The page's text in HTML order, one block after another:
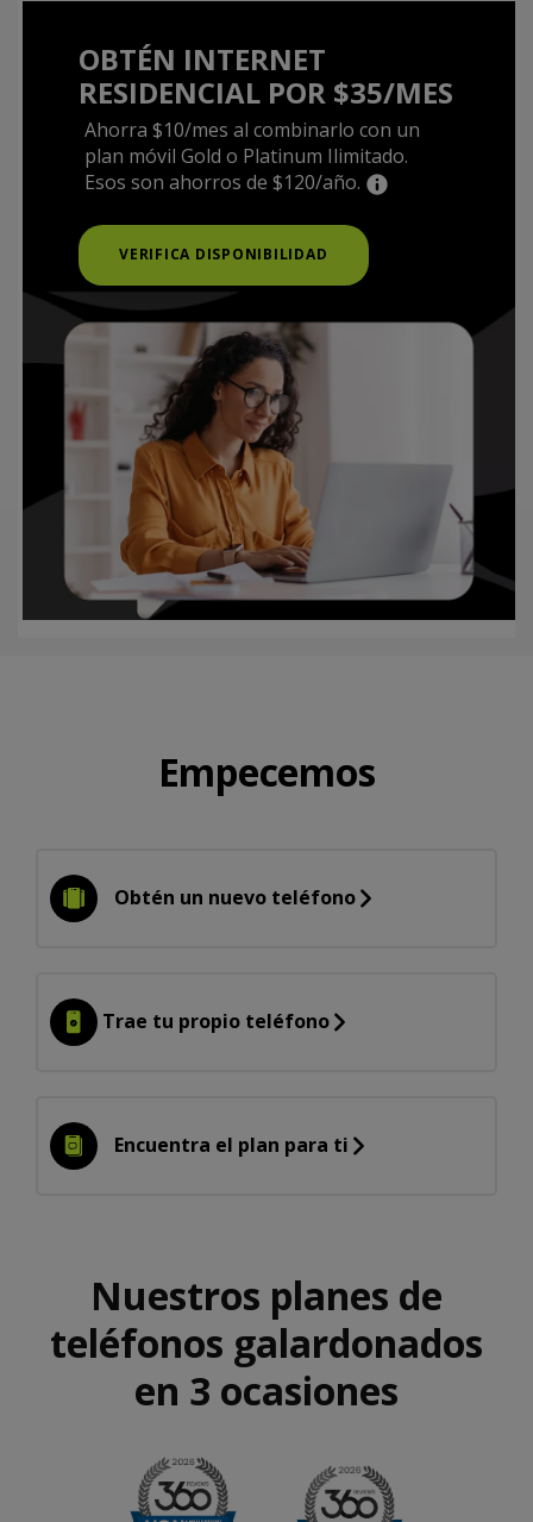
OBTÉN INTERNET
RESIDENCIAL POR $35/MES
Ahorra $10/mes al combinarlo con un
plan móvil Gold o Platinum Ilimitado.
Esos son ahorros de $120/año.
VERIFICA DISPONIBILIDAD
Empecemos
Obtén un nuevo teléfono
Trae tu propio teléfono
Encuentra el plan para ti
Nuestros planes de
teléfonos galardonados
en 3 ocasiones